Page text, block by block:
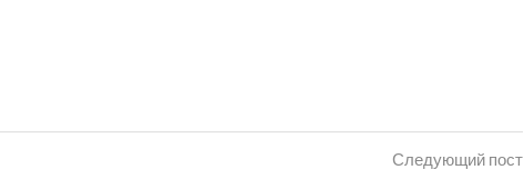
Следующий пост